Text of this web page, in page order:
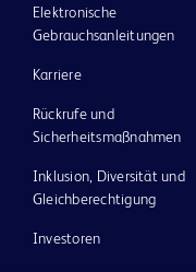
Elektronische
Gebrauchsanleitungen
Karriere
Rückrufe und
Sicherheitsmaßnahmen
Inklusion, Diversität und
Gleichberechtigung
Investoren